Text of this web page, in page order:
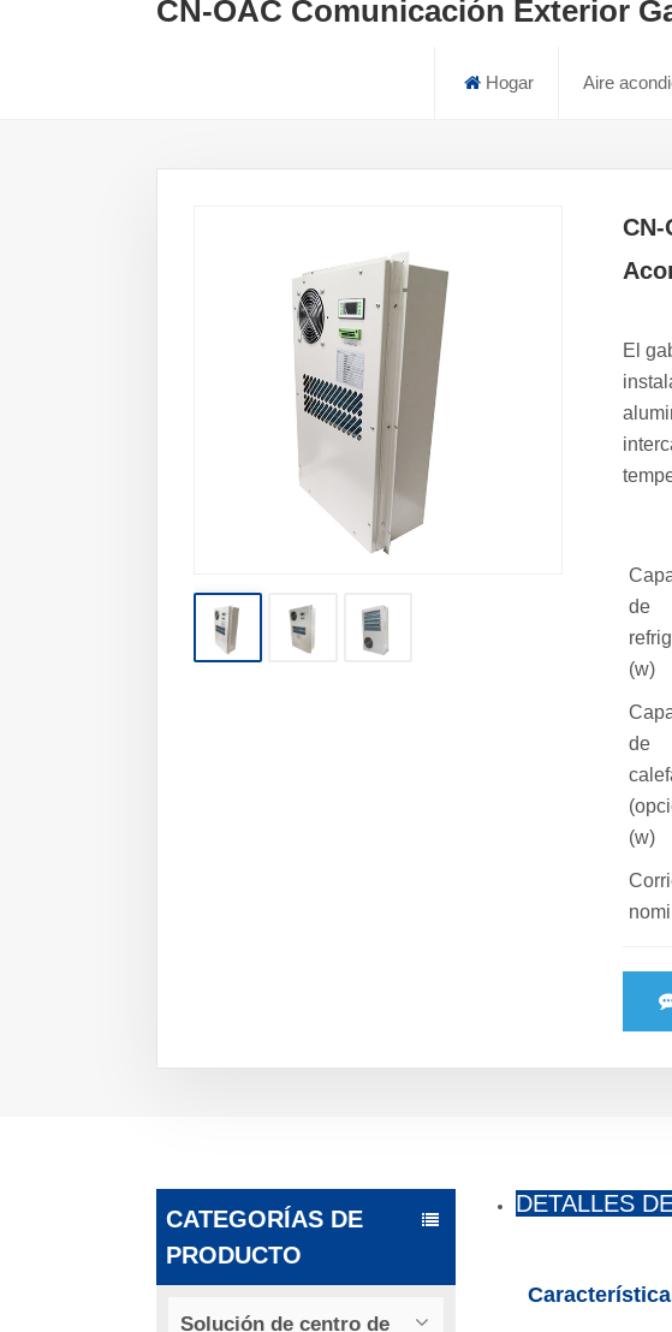
CN-OAC Comunicación Exterior
Hogar Aire
El
de
(w)
de
(w)
CATEGORÍAS DE
PRODUCTO
Solución de centro de
DETALLES